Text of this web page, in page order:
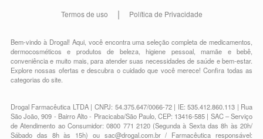
Termos de uso Política de Privacidade
Bem-vindo à Drogal! Aqui, você encontra uma seleção completa demedicamentos
dermocosméticos e produtos de beleza,higiene pessoal,mamãe e bebê
conveniênciae muito mais, para atender suas necessidades de saúde e bem-estar.
Explore nossas ofertas e descubra o cuidado que você merece!Confira todas as
categorias do site.
Drogal Farmacêutica LTDA | CNPJ: 54.375.647/0066-72 | IE: 535.412.860.113 | Rua
São João, 909 - Bairro Alto - Piracicaba/São Paulo, CEP: 13416-585 | SAC – Serviço
de Atendimento ao Consumidor: 0800 771 2120 (Segunda à Sexta das 8h às 20h/
Sábado das 8h às 15h) ou sac@drogal.com.br/ Farmacêutica responsável: